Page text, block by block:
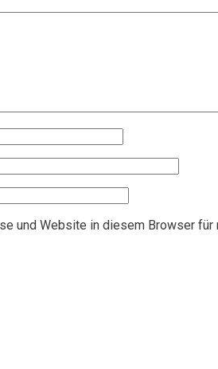
und Website in diesem Browser